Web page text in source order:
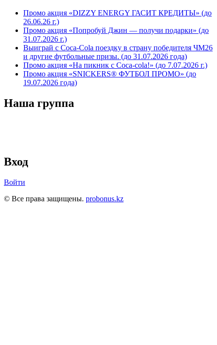
Промо акция «DIZZY ENERGY ГАСИТ КРЕДИТЫ» (до
26.06.26 г.)
Промо акция «Попробуй Джин — получи подарки» (до
31.07.2026 г.)
Выиграй с Coca-Cola поездку в страну победителя ЧМ26
и другие футбольные призы. (до 31.07.2026 года)
Промо акция «На пикник с Coca-cola!» (до 7.07.2026 г.)
Промо акция «SNICKERS® ФУТБОЛ ПРОМО» (до
19.07.2026 года)
Наша группа
Вход
Войти
© Все права защищены. probonus.kz